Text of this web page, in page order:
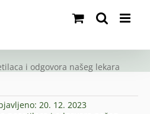
i odgovora našeg lekara
20. 12. 2023